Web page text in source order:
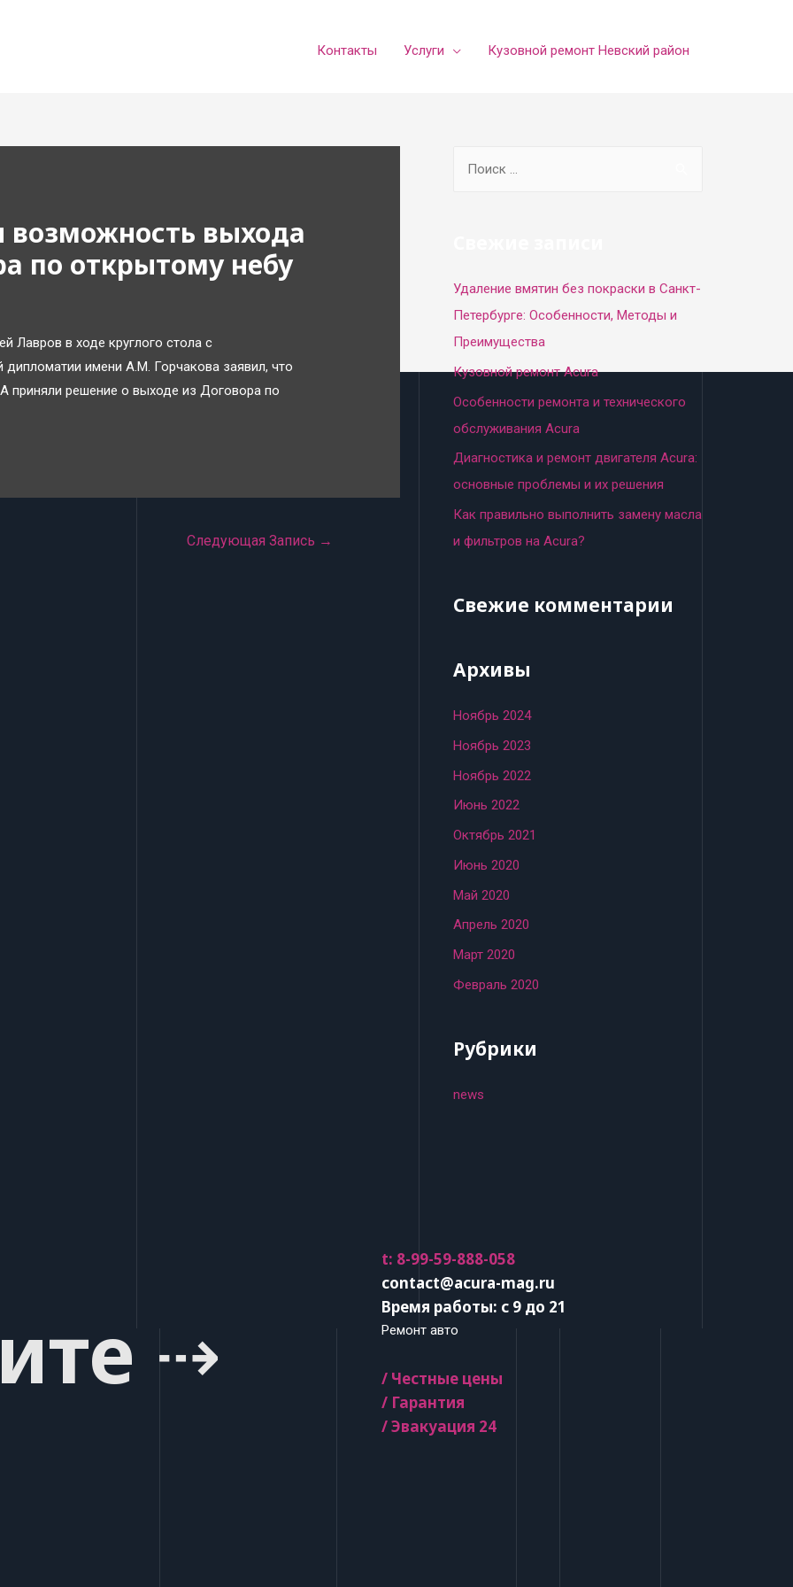
Контакты Услуги Кузовной ремонт Невский район
выхода
по открытому небу
Лавров в ходе круглого стола с
имени А.М. Горчакова заявил, что
приняли решение о выходе из Договора по
Следующая Запись →
h
f
o
r
:
Удаление вмятин без покраски в Санкт-
Петербурге: Особенности, Методы и
Преимущества
Кузовной ремонт Acura
Особенности ремонта и технического
обслуживания Acura
Диагностика и ремонт двигателя Acura:
основные проблемы и их решения
Как правильно выполнить замену масла
и фильтров на Acura?
Свежие комментарии
Архивы
Ноябрь 2024
Ноябрь 2023
Ноябрь 2022
Июнь 2022
Октябрь 2021
Июнь 2020
Май 2020
Апрель 2020
Март 2020
Февраль 2020
Рубрики
news
⇢
t: 8-99-59-888-058
contact@acura-mag.ru
Время работы: с 9 до 21
Ремонт авто
/ Честные цены
/ Гарантия
/ Эвакуация 24